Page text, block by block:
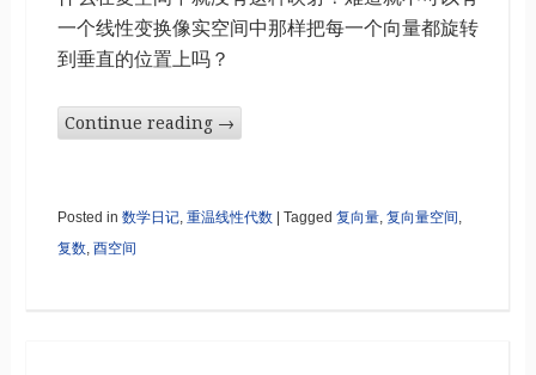
一个线性变换像实空间中那样把每一个向量都旋转
到垂直的位置上吗？
Continue reading →
Posted in 数学日记, 重温线性代数 | Tagged 复向量, 复向量空间,
复数, 酉空间